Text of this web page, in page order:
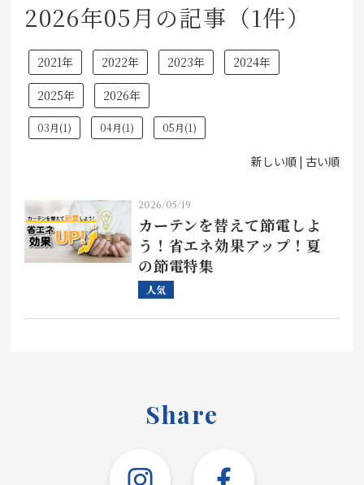
私たちのこだわり
お客様の声
FAQ
お気に入りリスト
2026年05月の記事（1件）
2021年 2022年 2023年 2024年
2025年 2026年
03月(1) 04月(1) 05月(1)
新しい順 | 古い順
2026/05/19
カーテンを替えて節電しよ
う！省エネ効果アップ！夏
の節電特集
人気
Share